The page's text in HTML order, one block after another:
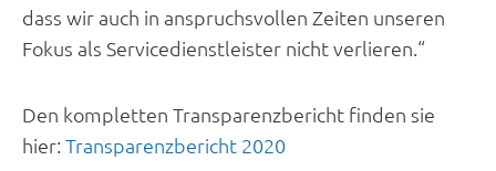
dass wir auch in anspruchsvollen Zeiten unseren
Fokus als Servicedienstleister nicht verlieren.“
Den kompletten Transparenzbericht finden sie
hier: Transparenzbericht 2020